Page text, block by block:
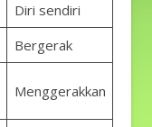
Diri sendiri
Bergerak
Menggerakkan